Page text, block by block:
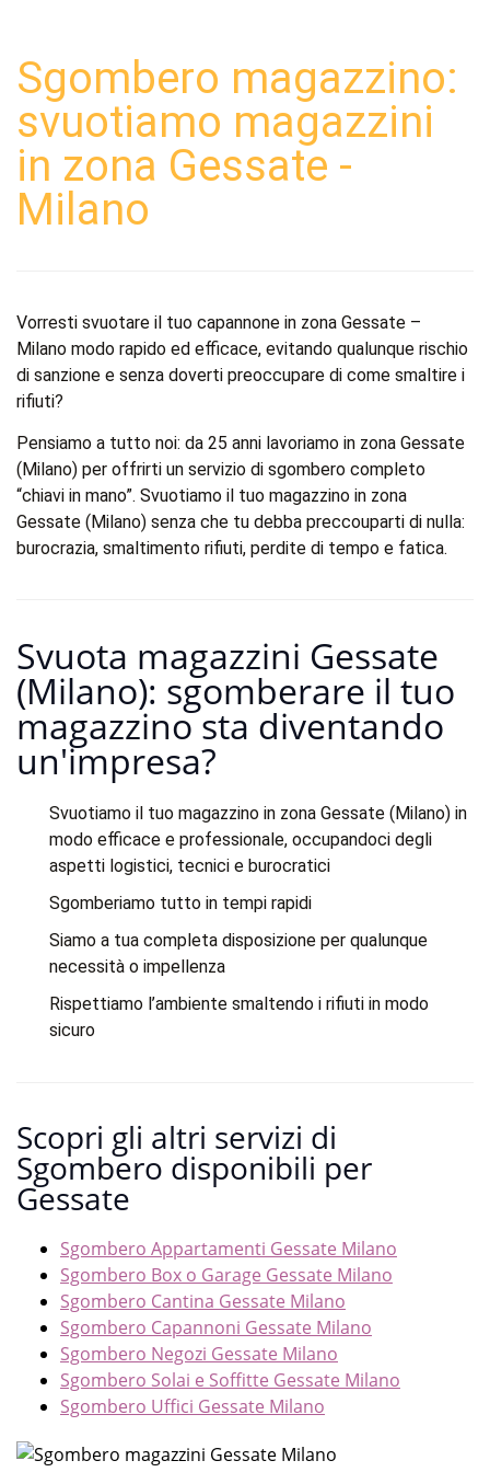
Sgombero magazzino:
svuotiamo magazzini
in zona Gessate -
Milano
Vorresti svuotare il tuo capannone in zona Gessate –
Milano modo rapido ed efficace, evitando qualunque rischio
di sanzione e senza doverti preoccupare di come smaltire i
rifiuti?
Pensiamo a tutto noi: da 25 anni lavoriamo in zona Gessate
(Milano) per offrirti un servizio di sgombero completo
“chiavi in mano”. Svuotiamo il tuo magazzino in zona
Gessate (Milano) senza che tu debba preccouparti di nulla:
burocrazia, smaltimento rifiuti, perdite di tempo e fatica.
Svuota magazzini Gessate
(Milano): sgomberare il tuo
magazzino sta diventando
un'impresa?​
Svuotiamo il tuo magazzino in zona Gessate (Milano) in
modo efficace e professionale, occupandoci degli
aspetti logistici, tecnici e burocratici
Sgomberiamo tutto in tempi rapidi
Siamo a tua completa disposizione per qualunque
necessità o impellenza
Rispettiamo l’ambiente smaltendo i rifiuti in modo
sicuro
Scopri gli altri servizi di
Sgombero disponibili per
Gessate
Sgombero Appartamenti Gessate Milano
Sgombero Box o Garage Gessate Milano
Sgombero Cantina Gessate Milano
Sgombero Capannoni Gessate Milano
Sgombero Negozi Gessate Milano
Sgombero Solai e Soffitte Gessate Milano
Sgombero Uffici Gessate Milano